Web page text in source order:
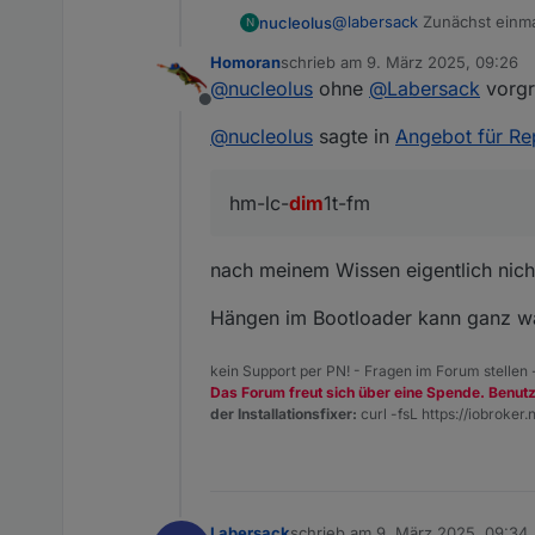
N nucleolus@labersack Zunächst
erfolgreichem boot neu
Leistung senken.
Ich habe nun bei 3
https://blog.fh-
wieder zusammenzulöten.
mag):
https://www.tme.eu/de/
War echt nicht einfach
lege auch in Anzahl
Mit bestem Gruß aus
Offline
Homoranschrieb am 9. März 2025, 09:26
zuletzt editiert von
@nucleolus ohne @Labersack
@nucleolus sagte in Angebot für
hm-lc-dim1t-fm
nach meinem Wissen eigentlich
Hängen im Bootloader kann ganz
kein Support per PN! - Fragen im Forum stellen
Das Forum freut sich über eine Spende.
der Installationsfixer: curl -fsL https://